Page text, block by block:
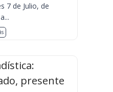
7 de Julio, de
presente